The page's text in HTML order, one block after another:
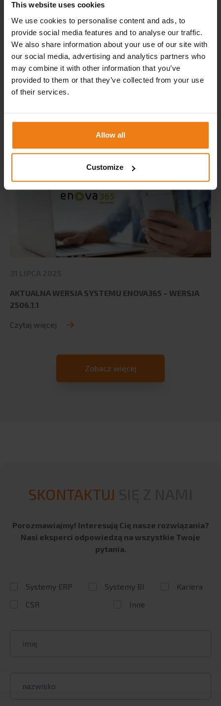
This website uses cookies
We use cookies to personalise content and ads, to
provide social media features and to analyse our traffic.
We also share information about your use of our site with
our social media, advertising and analytics partners who
may combine it with other information that you’ve
provided to them or that they’ve collected from your use
of their services.
Allow all
Customize
31 GRUDNIA 2025
ROK PEŁEN INNOWACJI, ROZWOJU I SUKCESÓW –
Czytaj więcej
AKTUALNA WERSJA SYSTEMU ENOVA365 – WERSJA
2506.1.1
Czytaj więcej
Zobacz więcej
SKONTAKTUJ
Porozmawiajmy! Interesują Cię nasze rozwiązania?
Nasi eksperci odpowiedzą na wszystkie Twoje
pytania.
Systemy ERP Systemy BI
Kariera
CSR
Inne